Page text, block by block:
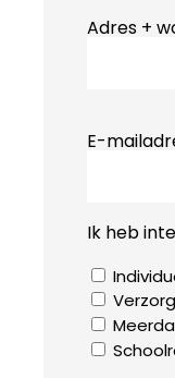
Adres +
E-
Ik heb